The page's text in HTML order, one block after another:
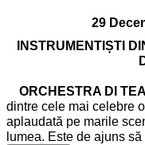
29
INSTRUMENTIȘTI
ORCHESTRA DI
dintre cele mai celebre
aplaudată pe marile
lumea. Este de ajuns să